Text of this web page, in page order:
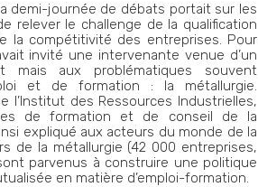
demi-journée de débats portait sur les
relever le challenge de la qualification
la compétitivité des entreprises. Pour
invité une intervenante venue d’un
mais aux problématiques souvent
et de formation : la métallurgie.
l’Institut des Ressources Industrielles,
de formation et de conseil de la
expliqué aux acteurs du monde de la
de la métallurgie (42 000 entreprises,
parvenus à construire une politique
en matière d’emploi-formation.